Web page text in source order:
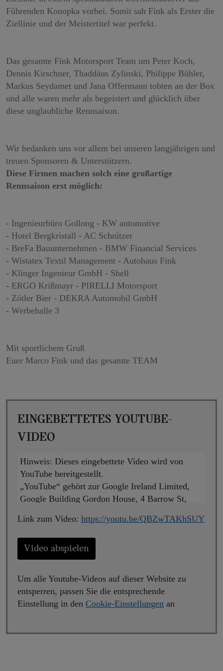
Führenden Konopka vorbei. Somit sah Fink als Erster die
Ziellinie und der Meistertitel war perfekt.
Das gesamte Fink Motorsport Team um Peter Koch,
Dennis Kirschner, Thaddäus Zylinski, Philippe Bühler,
Markus Seydamet und Jana Offermann tobten an der Box
und alle waren mehr als begeistert und glücklich über
diese unglaubliche Rennsaison.
Wir bedanken uns vor allem bei unseren langjährigen und
treuen Sponsoren & Unterstützern.
Diese Firmen machen solch eine großartige
Rennsaison erst möglich:
- Ingenieurbüro Gollong - KW automotive
- Hotel Bergkristall - AC Schnitzer
- BreFa Bauunternehmen - BMW Financial Services
- Wistatex Textil Management - Autohaus Fink
- Klinger Ingenieur GmbH - Shell
- ERGO Krißmayr - PIRELLI Motorsport
- Zötler Bier - DEKRA Automobil GmbH
- Werbehalle 3
Mit sportlichem Gruß
Euer Marco Fink und das gesamte TEAM
Eingebettetes YouTube-
Video
Hinweis: Dieses eingebettete Video wird von
YouTube bereitgestellt.
„YouTube“ gehört zur Google Ireland Limited,
Google Building Gordon House, 4 Barrow St,
Abspielen wird eine Verbindung zu den Servern
von YouTube hergestellt. Dabei wird YouTube
mitgeteilt, welche Seiten Sie besuchen. Wenn Sie
in Ihrem YouTube-Account eingeloggt sind, kann
YouTube Ihr Surfverhalten Ihnen persönlich
zuzuordnen. Dies verhindern Sie, indem Sie sich
vorher aus Ihrem YouTube-Account ausloggen.
Anbieter Cookies ein, die Hinweise über das
Link zum Video: https://youtu.be/QBZwTAKhSUY
Video abspielen
Um alle Youtube-Videos auf dieser Website zu
entsperren, passen Sie die entsprechende
Einstellung in den Cookie-Einstellungen an